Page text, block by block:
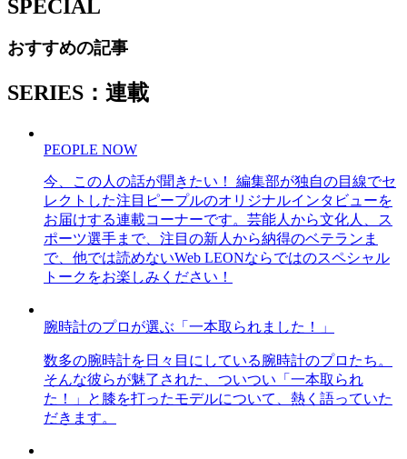
SPECIAL
おすすめの記事
SERIES：連載
PEOPLE NOW
今、この人の話が聞きたい！ 編集部が独自の目線でセ
レクトした注目ピープルのオリジナルインタビューを
お届けする連載コーナーです。芸能人から文化人、ス
ポーツ選手まで、注目の新人から納得のベテランま
で、他では読めないWeb LEONならではのスペシャル
トークをお楽しみください！
腕時計のプロが選ぶ「一本取られました！」
数多の腕時計を日々目にしている腕時計のプロたち。
そんな彼らが魅了された、ついつい「一本取られ
た！」と膝を打ったモデルについて、熱く語っていた
だきます。